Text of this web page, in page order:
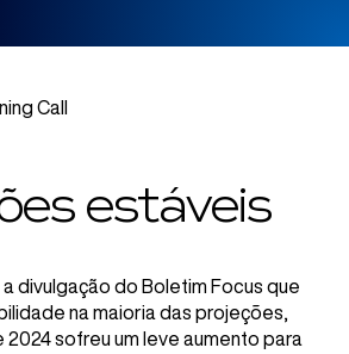
Call
estáveis
a divulgação do Boletim Focus que
na maioria das projeções,
2024 sofreu um leve aumento para